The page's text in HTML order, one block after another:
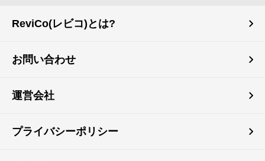
ReviCo(レビコ)とは?
お問い合わせ
運営会社
プライバシーポリシー